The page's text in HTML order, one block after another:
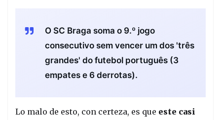
O SC Braga soma o 9.º jogo
consecutivo sem vencer um dos 'três
grandes' do futebol português (3
empates e 6 derrotas).
Lo malo de esto, con certeza, es que este casi